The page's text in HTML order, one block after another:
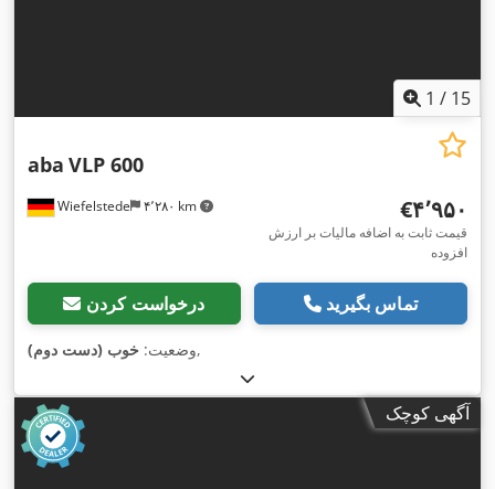
1 / 15
Wiefelstede ۴٬۲۸۰ km
aba VLP 600
‎€۴٬۹۵۰
قیمت ثابت به اضافه مالیات بر ارزش
افزوده
درخواست کردن تماس بگیرید
وضعیت: خوب (دست دوم) ,
آگهی کوچک